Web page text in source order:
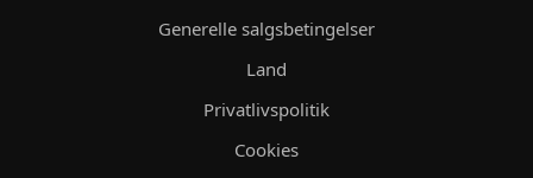
Generelle salgsbetingelser
Land
Privatlivspolitik
Cookies